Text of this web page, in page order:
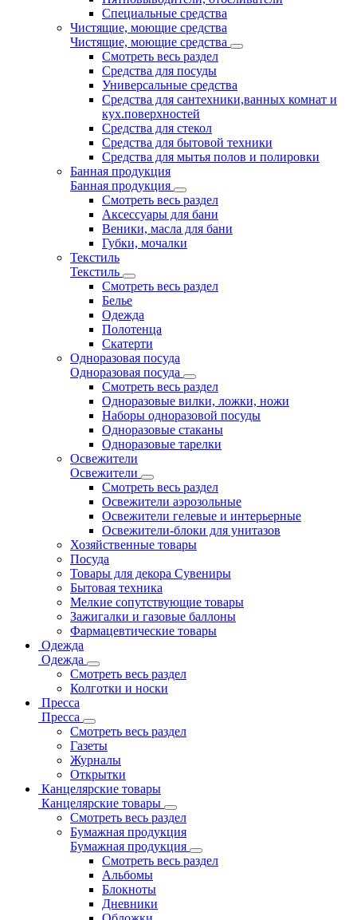
Специальные средства
Чистящие, моющие средства
Чистящие, моющие средства
Смотреть весь раздел
Средства для посуды
Универсальные средства
Средства для сантехники,ванных комнат и
кух.поверхностей
Средства для стекол
Средства для бытовой техники
Средства для мытья полов и полировки
Банная продукция
Банная продукция
Смотреть весь раздел
Аксессуары для бани
Веники, масла для бани
Губки, мочалки
Текстиль
Текстиль
Смотреть весь раздел
Белье
Одежда
Полотенца
Скатерти
Одноразовая посуда
Одноразовая посуда
Смотреть весь раздел
Одноразовые вилки, ложки, ножи
Наборы одноразовой посуды
Одноразовые стаканы
Одноразовые тарелки
Освежители
Освежители
Смотреть весь раздел
Освежители аэрозольные
Освежители гелевые и интерьерные
Освежители-блоки для унитазов
Хозяйственные товары
Посуда
Товары для декора Сувениры
Бытовая техника
Мелкие сопутствующие товары
Зажигалки и газовые баллоны
Фармацевтические товары
Одежда
Одежда
Смотреть весь раздел
Колготки и носки
Пресса
Пресса
Смотреть весь раздел
Газеты
Журналы
Открытки
Канцелярские товары
Канцелярские товары
Смотреть весь раздел
Бумажная продукция
Бумажная продукция
Смотреть весь раздел
Альбомы
Блокноты
Дневники